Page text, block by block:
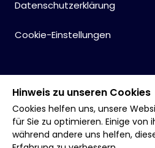
Datenschutzerklärung
Cookie-Einstellungen
Hinweis zu unseren Cookies
Cookies helfen uns, unsere
für Sie zu optimieren. Einige von
während andere uns helfen,